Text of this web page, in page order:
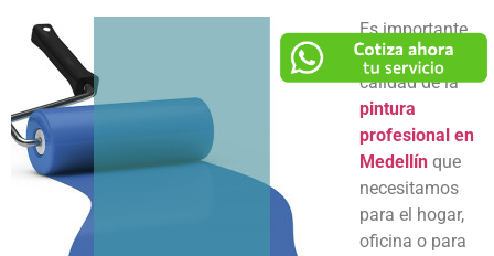
Es importante
evaluar la
calidad de la
pintura
profesional en
Medellín que
necesitamos
para el hogar,
oficina o para